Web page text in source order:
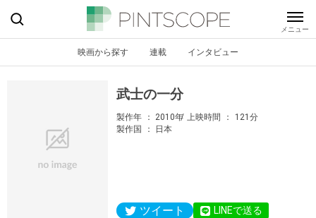
映画から探す 連載 インタビュー
武士の一分
製作年 2010年 上映時間
121分
製作国
日本
ツイート LINEで送る